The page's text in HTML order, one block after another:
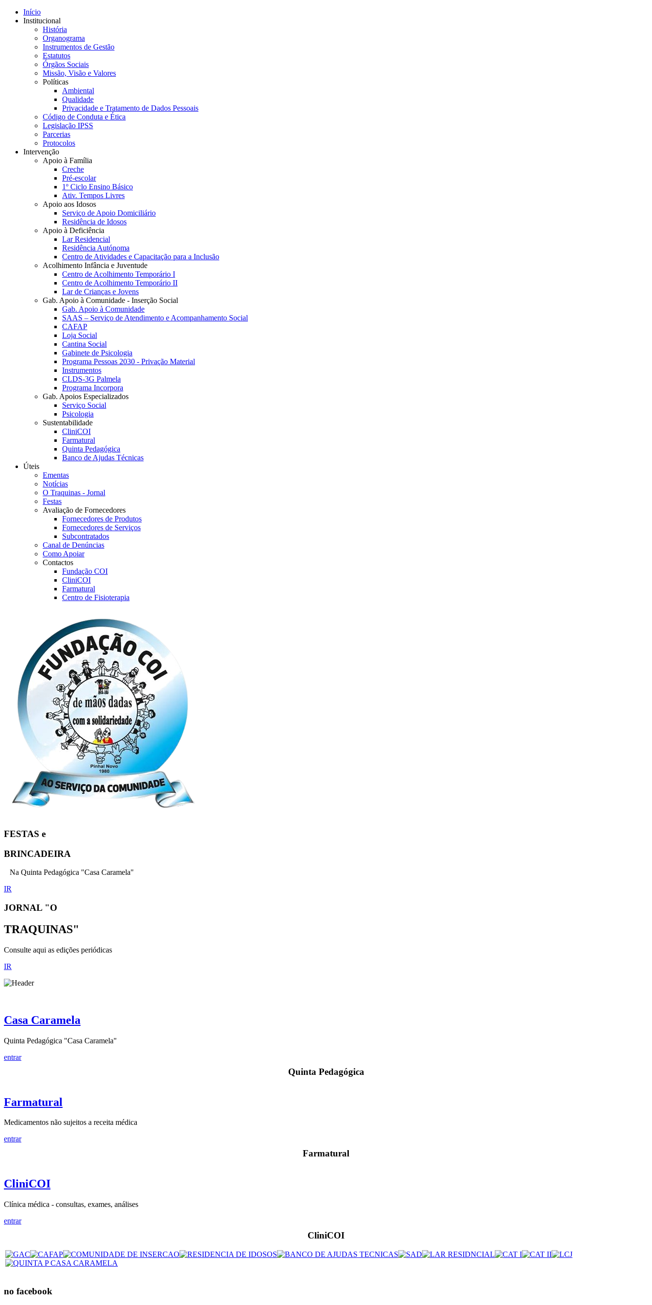
Início
Institucional
História
Organograma
Instrumentos de Gestão
Estatutos
Órgãos Sociais
Missão, Visão e Valores
Políticas
Ambiental
Qualidade
Privacidade e Tratamento de Dados Pessoais
Código de Conduta e Ética
Legislação IPSS
Parcerias
Protocolos
Intervenção
Apoio à Família
Creche
Pré-escolar
1º Ciclo Ensino Básico
Ativ. Tempos Livres
Apoio aos Idosos
Serviço de Apoio Domiciliário
Residência de Idosos
Apoio à Deficiência
Lar Residencial
Residência Autónoma
Centro de Atividades e Capacitação para a Inclusão
Acolhimento Infância e Juventude
Centro de Acolhimento Temporário I
Centro de Acolhimento Temporário II
Lar de Crianças e Jovens
Gab. Apoio à Comunidade - Inserção Social
Gab. Apoio à Comunidade
SAAS – Serviço de Atendimento e Acompanhamento Social
CAFAP
Loja Social
Cantina Social
Gabinete de Psicologia
Programa Pessoas 2030 - Privação Material
Instrumentos
CLDS-3G Palmela
Programa Incorpora
Gab. Apoios Especializados
Serviço Social
Psicologia
Sustentabilidade
CliniCOI
Farmatural
Quinta Pedagógica
Banco de Ajudas Técnicas
Úteis
Ementas
Notícias
O Traquinas - Jornal
Festas
Avaliação de Fornecedores
Fornecedores de Produtos
Fornecedores de Serviços
Subcontratados
Canal de Denúncias
Como Apoiar
Contactos
Fundação COI
CliniCOI
Farmatural
Centro de Fisioterapia
FESTAS e
BRINCADEIRA
Na Quinta Pedagógica "Casa Caramela"
IR
JORNAL "O
TRAQUINAS"
Consulte aqui as edições periódicas
IR
Casa Caramela
Quinta Pedagógica "Casa Caramela"
entrar
Quinta Pedagógica
Farmatural
Medicamentos não sujeitos a receita médica
entrar
Farmatural
CliniCOI
Clínica médica - consultas, exames, análises
entrar
CliniCOI
no facebook